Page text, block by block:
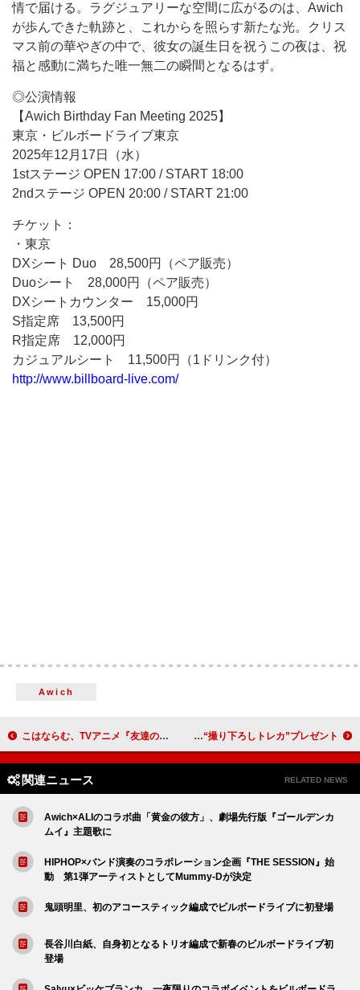
情で届ける。ラグジュアリーな空間に広がるのは、Awich
が歩んできた軌跡と、これからを照らす新たな光。クリス
マス前の華やぎの中で、彼女の誕生日を祝うこの夜は、祝
福と感動に満ちた唯一無二の瞬間となるはず。
◎公演情報
【Awich Birthday Fan Meeting 2025】
東京・ビルボードライブ東京
2025年12月17日（水）
1stステージ OPEN 17:00 / START 18:00
2ndステージ OPEN 20:00 / START 21:00
チケット：
・東京
DXシート Duo 28,500円（ペア販売）
Duoシート 28,000円（ペア販売）
DXシートカウンター 15,000円
S指定席 13,500円
R指定席 12,000円
カジュアルシート 11,500円（1ドリンク付）
http://www.billboard-live.com/
Awich
こはならむ、TVアニメ『友達の妹が僕にだけウザい』EDテーマの新曲「星の鼓動」MV公開 THE RAMPAGE×くら寿司、コラボ商品『ランぺの推し寿司セット』販売や“撮り下ろしトレカ”プレゼント
関連ニュース RELATED NEWS
Awich×ALIのコラボ曲「黄金の彼方」、劇場先行版『ゴールデンカ
ムイ』主題歌に
HIPHOP×バンド演奏のコラボレーション企画『THE SESSION』始
動 第1弾アーティストとしてMummy-Dが決定
鬼頭明里、初のアコースティック編成でビルボードライブに初登場
長谷川白紙、自身初となるトリオ編成で新春のビルボードライブ初
登場